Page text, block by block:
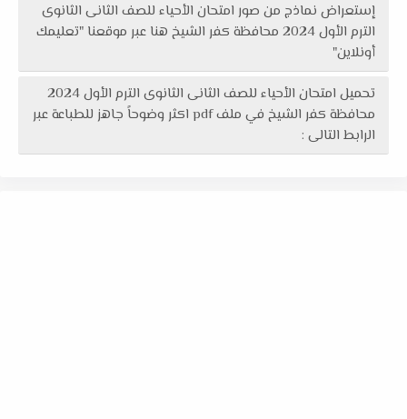
إستعراض نماذج من صور امتحان الأحياء للصف الثانى الثانوى
الترم الأول 2024 محافظة كفر الشيخ هنا عبر موقعنا "تعليمك
أونلاين"
تحميل امتحان الأحياء للصف الثانى الثانوى الترم الأول 2024
محافظة كفر الشيخ في ملف pdf اكثر وضوحاً جاهز للطباعة عبر
الرابط التالى :